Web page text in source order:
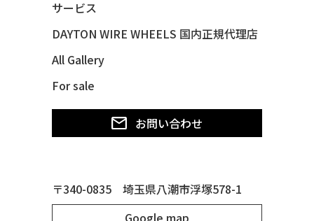
49 MERCURY *MERC9*
50 CHEVY STYLE-LINE*BUBBLES
50 CHEVY SUBURBAN
サービス
DAYTON WIRE WHEELS 国内正規代理店
All Gallery
For sale
お問い合わせ
〒340-0835 埼玉県八潮市浮塚578-1
Google map